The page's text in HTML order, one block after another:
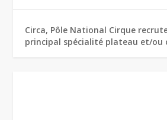
Circa, Pôle National Cirque
principal spécialité plateau et/ou